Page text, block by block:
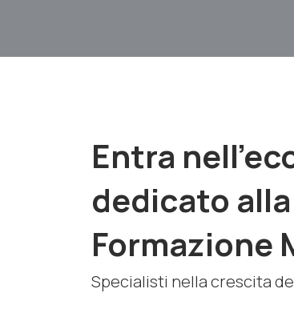
Entra
dedicato alla
Formazione
Specialisti nella crescita